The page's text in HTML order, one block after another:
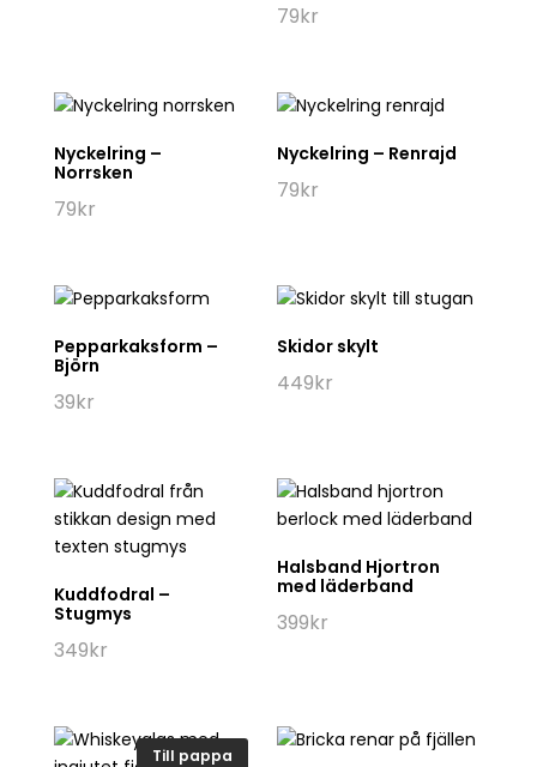
79kr
Nyckelring –
Norrsken
79kr
Nyckelring – Renrajd
79kr
Pepparkaksform –
Björn
39kr
Skidor skylt
449kr
Kuddfodral –
Stugmys
349kr
Halsband Hjortron
med läderband
399kr
Till pappa